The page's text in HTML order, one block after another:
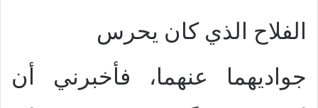
الفلاح الذي كان يحرس
جواديهما عنهما، فأخبرني أن